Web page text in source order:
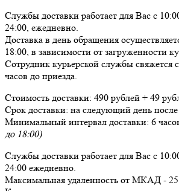
Службы доставки работает для Вас с
24:00, ежедневно
Доставка в день обращения
18:00, в зависимости от загруженности
Сотрудник курьерской службы свяжется
часов до приезда.
Стоимость доставки: 490 рублей + 49
Срок доставки: на следующий день после
Минимальный интервал доставки: 6
до 18:00)
Службы доставки работает для Вас с
24:00 ежедневно
Максимальная удаленность от МКАД -